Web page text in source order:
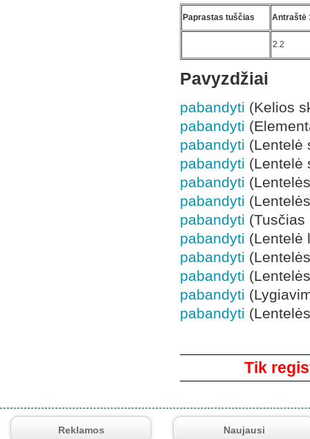
Paprastas tuščias Antraštė
2.2
Pavyzdžiai
pabandyti (Kelios
pabandyti
pabandyti (Lentelė
pabandyti (Lentelė
pabandyti
pabandyti
pabandyti
pabandyti (Lentelė
pabandyti
pabandyti
pabandyti
pabandyti
Tik
Reklamos Naujausi